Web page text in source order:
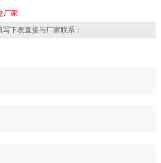
厂家
下表直接与厂家联系：